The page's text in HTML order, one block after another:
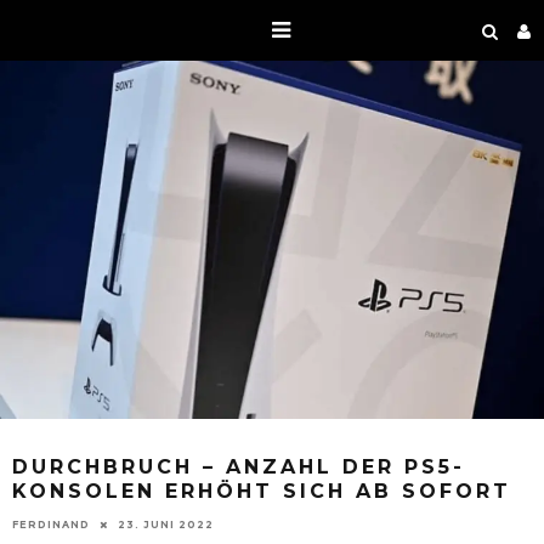
DURCHBRUCH – ANZAHL DER PS5-
KONSOLEN ERHÖHT SICH AB SOFORT
FERDINAND 23. JUNI 2022